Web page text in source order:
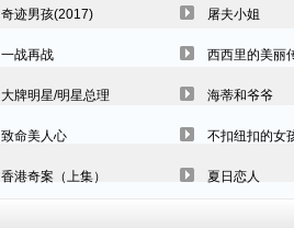
奇迹男孩(2017) 屠夫小姐
一战再战 西西里的美丽
大牌明星/明星总理 海蒂和爷爷
致命美人心 不扣纽扣的女
香港奇案（上集） 夏日恋人